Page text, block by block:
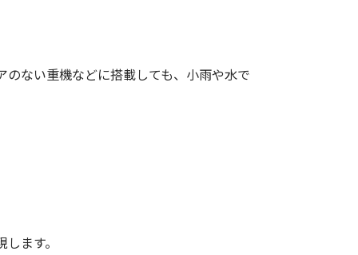
ない重機などに搭載しても、小雨や水で
ます。